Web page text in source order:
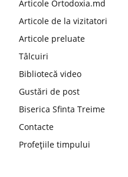
Articole Ortodoxia.md
Articole de la vizitatori
Articole preluate
Tâlcuiri
Bibliotecă video
Gustări de post
Biserica Sfinta Treime
Contacte
Profețiile timpului